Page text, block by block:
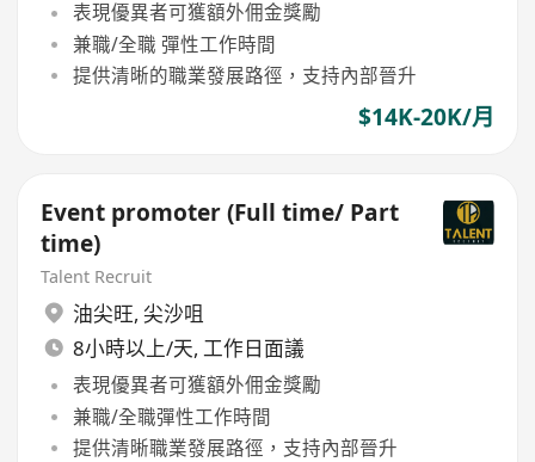
表現優異者可獲額外佣金獎勵
兼職/全職 彈性工作時間
提供清晰的職業發展路徑，支持內部晉升
$14K-20K/月
Event promoter (Full time/ Part
time)
Talent Recruit
油尖旺, 尖沙咀
8小時以上/天, 工作日面議
表現優異者可獲額外佣金獎勵
兼職/全職彈性工作時間
提供清晰職業發展路徑，支持內部晉升